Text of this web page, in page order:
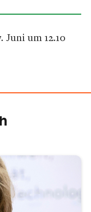
Juni um 12.10